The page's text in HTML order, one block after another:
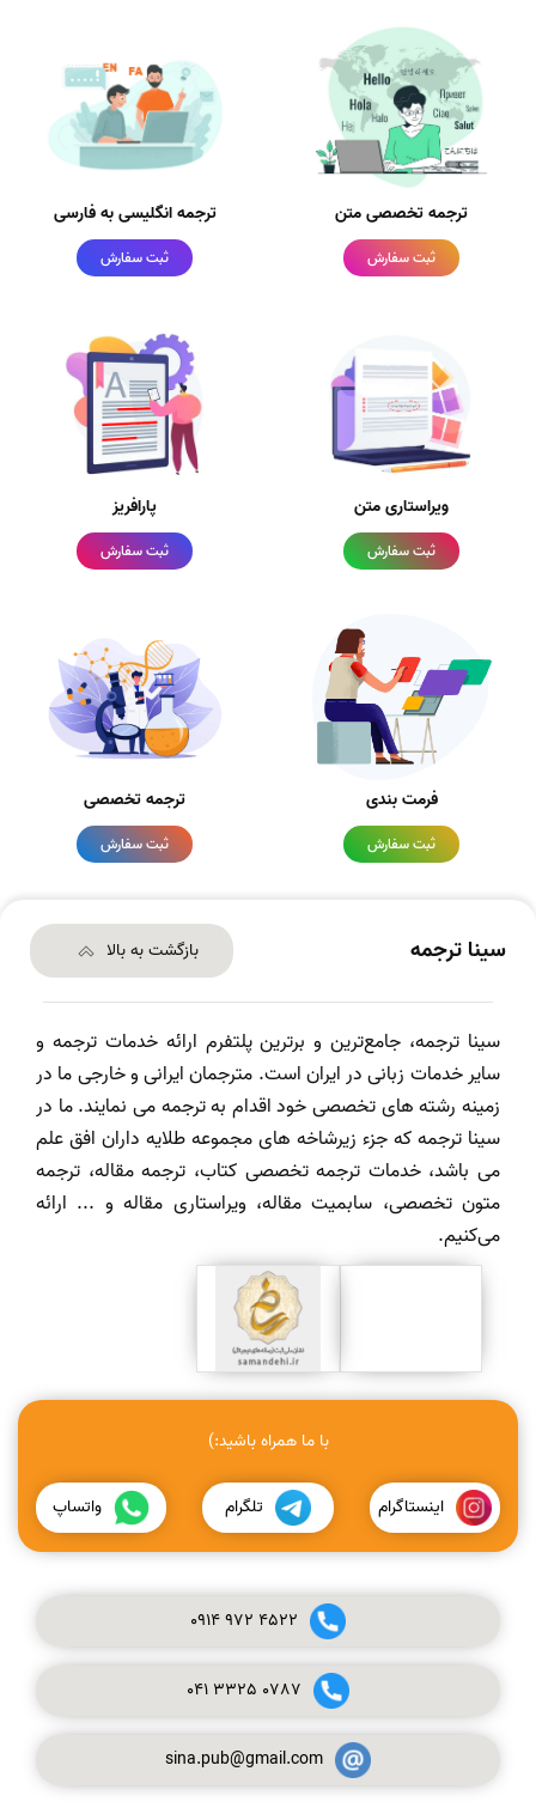
ترجمه تخصصی متن
ثبت سفارش
ترجمه انگلیسی به فارسی
ثبت سفارش
ویراستاری متن
ثبت سفارش
پارافریز
ثبت سفارش
فرمت بندی
ثبت سفارش
ترجمه تخصصی
ثبت سفارش
سینا ترجمه بازگشت به بالا
سینا ترجمه، جامع‌ترین و برترین پلتفرم ارائه خدمات ترجمه و
سایر خدمات زبانی در ایران است. مترجمان ایرانی و خارجی ما در
زمینه رشته های تخصصی خود اقدام به ترجمه می نمایند. ما در
سینا ترجمه که جزء زیرشاخه های مجموعه طلایه داران افق علم
می باشد، خدمات ترجمه تخصصی کتاب، ترجمه مقاله، ترجمه
متون تخصصی، سابمیت مقاله، ویراستاری مقاله و ... ارائه
می‌کنیم.
با ما همراه باشید:)
اینستاگرام تلگرام واتساپ
0914972 4522
041 3325 0787
sina.pub@gmail.com